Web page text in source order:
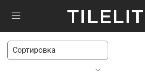
TILELIT